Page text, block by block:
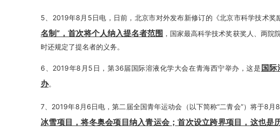
5、2019年8月5日电，日前，北京市对外发布新修订的《北京市科学技术奖
名制”，首次将个人纳入提名者范围 ，国家最高科学技术奖获奖人、两院
时还规定了提名者的义务。
6、2019年8月5日，第36届国际溶液化学大会在青海西宁举办，这是 国
办。
7、2019年8月6日电，第二届全国青年运动会（以下简称“二青会”）将于8月
冰雪项目，将冬奥会项目纳入青运会；首次设立跨界项目，这也是